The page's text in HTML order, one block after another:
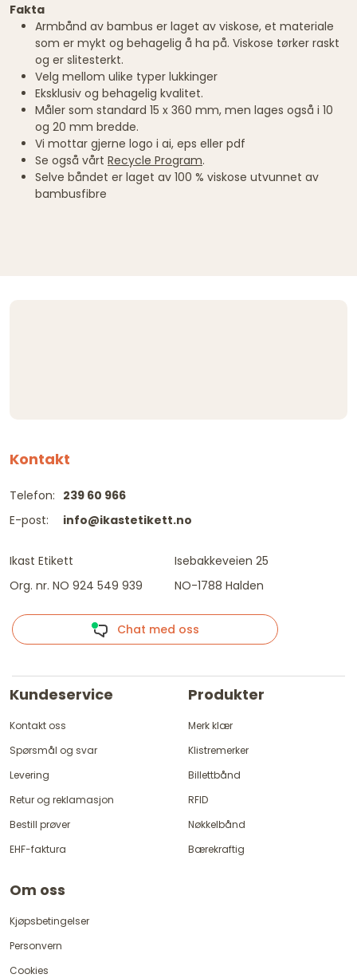
Fakta
Armbånd av bambus er laget av viskose, et materiale
som er mykt og behagelig å ha på. Viskose tørker raskt
og er slitesterkt.
Velg mellom ulike typer lukkinger
Eksklusiv og behagelig kvalitet.
Måler som standard 15 x 360 mm, men lages også i 10
og 20 mm bredde.
Vi mottar gjerne logo i ai, eps eller pdf
Se også vårt Recycle Program.
Selve båndet er laget av 100 % viskose utvunnet av
bambusfibre
Kontakt
Telefon:
E-post:
239 60 966
info@ikastetikett.no
Ikast Etikett
Org. nr. NO 924 549 939
Isebakkeveien 25
NO-1788 Halden
Chat med oss
Kundeservice
Kontakt oss
Spørsmål og svar
Levering
Retur og reklamasjon
Bestill prøver
EHF-faktura
Produkter
Merk klær
Klistremerker
Billettbånd
RFID
Nøkkelbånd
Bærekraftig
Om oss
Kjøpsbetingelser
Personvern
Cookies